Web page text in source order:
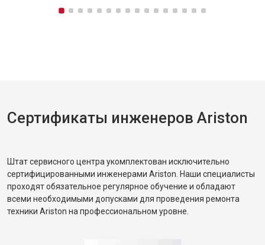
Сертификаты инженеров Ariston
Штат сервисного центра укомплектован исключительно
сертифицированными инженерами Ariston. Наши специалисты
проходят обязательное регулярное обучение и обладают
всеми необходимыми допусками для проведения ремонта
техники Ariston на профессиональном уровне.